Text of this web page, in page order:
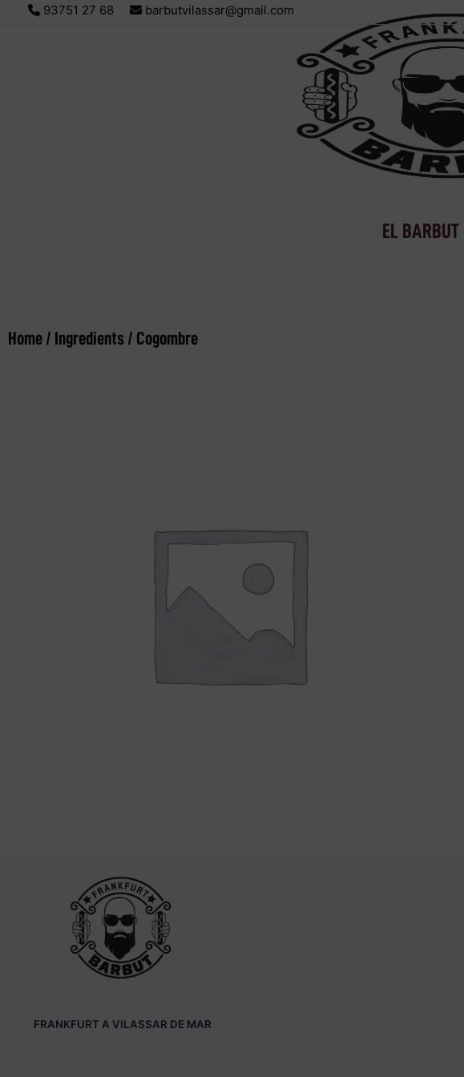
93751 27 68 barbutvilassar@gmail.com
EL BARBUT
Home / Ingredients / Cogombre
FRANKFURT A VILASSAR DE MAR